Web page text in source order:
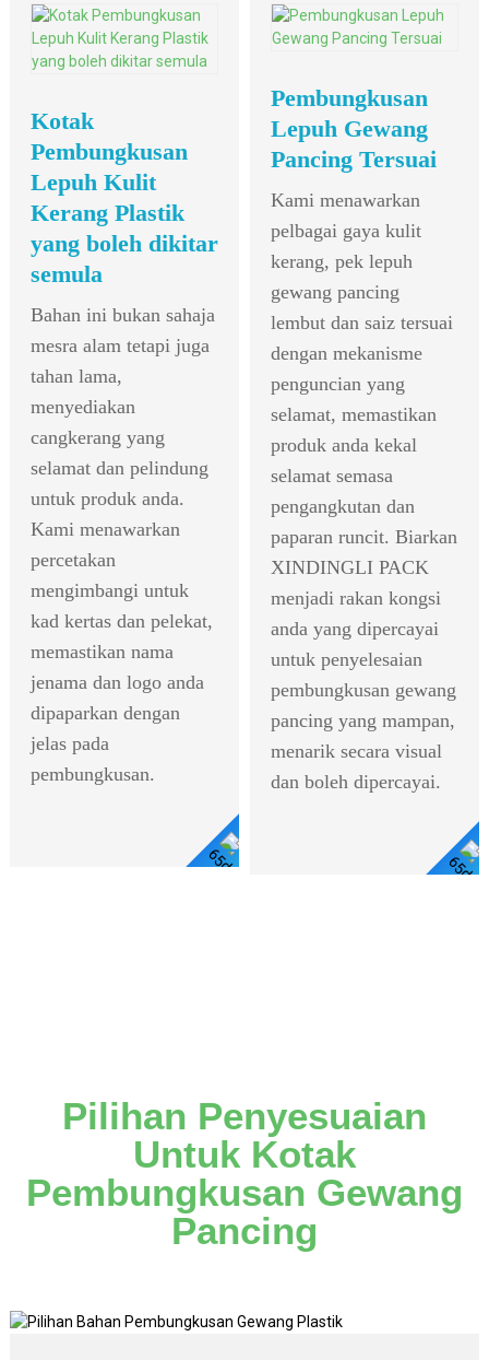
Kotak
Pembungkusan
Lepuh Kulit
Kerang Plastik
yang boleh dikitar
semula
Bahan ini bukan sahaja
mesra alam tetapi juga
tahan lama,
menyediakan
cangkerang yang
selamat dan pelindung
untuk produk anda.
Kami menawarkan
percetakan
mengimbangi untuk
kad kertas dan pelekat,
memastikan nama
jenama dan logo anda
dipaparkan dengan
jelas pada
pembungkusan.
Pembungkusan
Lepuh Gewang
Pancing Tersuai
Kami menawarkan
pelbagai gaya kulit
kerang, pek lepuh
gewang pancing
lembut dan saiz tersuai
dengan mekanisme
penguncian yang
selamat, memastikan
produk anda kekal
selamat semasa
pengangkutan dan
paparan runcit. Biarkan
XINDINGLI PACK
menjadi rakan kongsi
anda yang dipercayai
untuk penyelesaian
pembungkusan gewang
pancing yang mampan,
menarik secara visual
dan boleh dipercayai.
Pilihan Penyesuaian
Untuk Kotak
Pembungkusan Gewang
Pancing